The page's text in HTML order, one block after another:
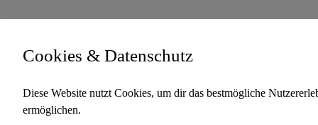
Cookies & Datenschutz
Diese Website nutzt Cookies, um dir das bestmögliche
ermöglichen.